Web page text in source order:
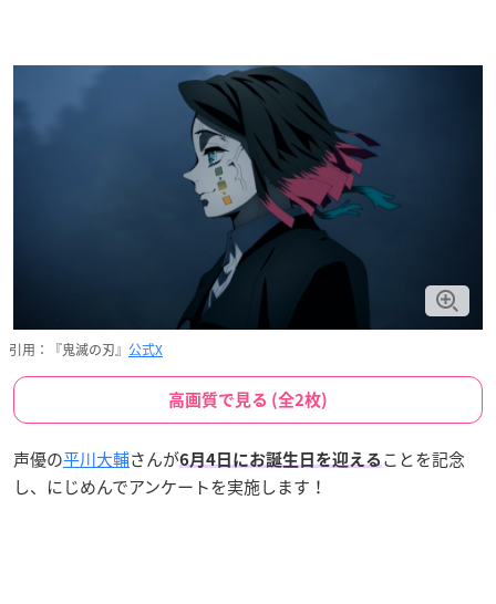
引用：『鬼滅の刃』 公式X
高画質で見る (全2枚)
声優の平川大輔さんが6月4日 にお誕生日を迎える ことを記念
し、にじめんでアンケートを実施します！